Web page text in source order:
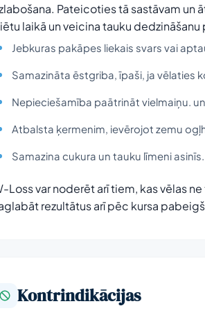
Pateicoties tā sastāvam un
laikā un veicina tauku dedzināšanu
Jebkuras pakāpes liekais svars vai
Samazināta ēstgriba, īpaši, ja vēlaties
Nepieciešamība paātrināt vielmaiņu.
Atbalsta ķermenim, ievērojot zemu
Samazina cukura un tauku līmeni asinīs.
Loss var noderēt arī tiem, kas vēlas
rezultātus arī pēc kursa
Kontrindikācijas